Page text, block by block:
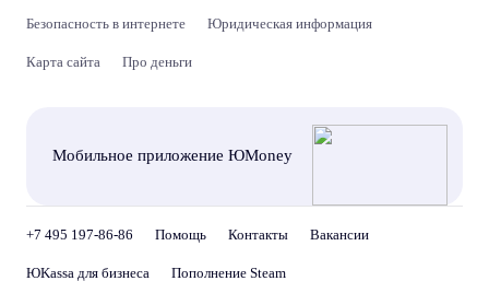
Безопасность в интернете Юридическая информация
Карта сайта Про деньги
Мобильное приложение ЮMoney
+7 495 197-86-86 Помощь Контакты Вакансии
ЮKassa для бизнеса Пополнение Steam